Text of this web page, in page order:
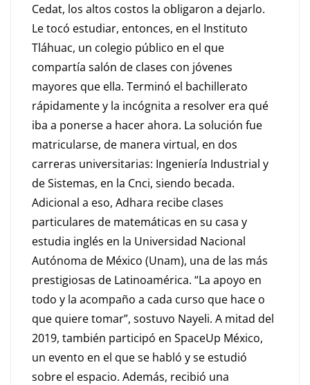
Cedat, los altos costos la obligaron a dejarlo.
Le tocó estudiar, entonces, en el Instituto
Tláhuac, un colegio público en el que
compartía salón de clases con jóvenes
mayores que ella. Terminó el bachillerato
rápidamente y la incógnita a resolver era qué
iba a ponerse a hacer ahora. La solución fue
matricularse, de manera virtual, en dos
carreras universitarias: Ingeniería Industrial y
de Sistemas, en la Cnci, siendo becada.
Adicional a eso, Adhara recibe clases
particulares de matemáticas en su casa y
estudia inglés en la Universidad Nacional
Autónoma de México (Unam), una de las más
prestigiosas de Latinoamérica. “La apoyo en
todo y la acompaño a cada curso que hace o
que quiere tomar”, sostuvo Nayeli. A mitad del
2019, también participó en SpaceUp México,
un evento en el que se habló y se estudió
sobre el espacio. Además, recibió una